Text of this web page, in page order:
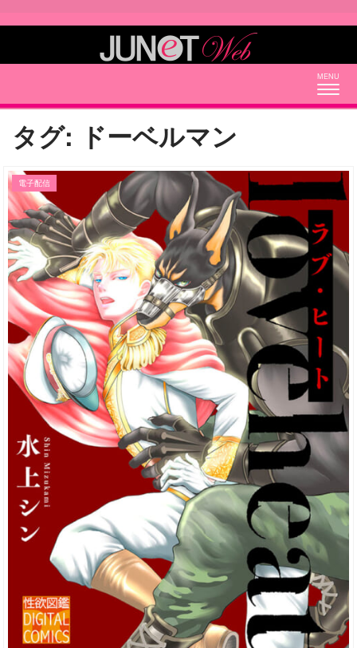
タグ: ドーベルマン
電子配信